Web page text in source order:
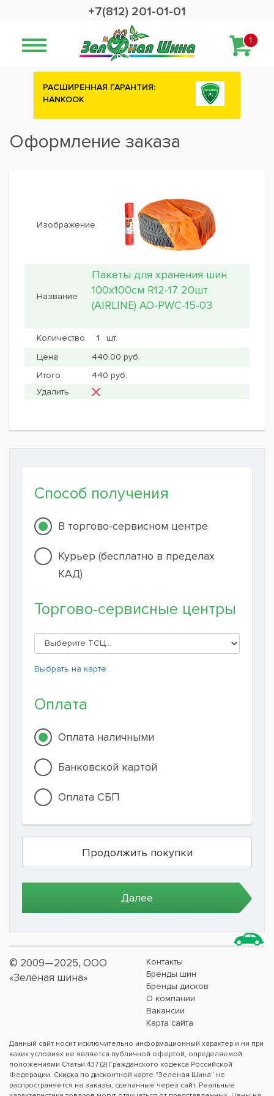
+7(812) 201-01-01
1
РАСШИРЕННАЯ ГАРАНТИЯ:
HANKOOK
Оформление заказа
Пакеты для хранения шин
100x100см R12-17 20шт
(AIRLINE) AO-PWC-15-03
шт.
440.00 руб.
440 руб.
Способ получения
В торгово-сервисном центре
Курьер (бесплатно в пределах
КАД)
Торгово-сервисные центры
Выбрать на карте
Оплата
Оплата наличными
Банковской картой
Оплата СБП
© 2009—2025, ООО
«Зелёная шина»
Контакты
Бренды шин
Бренды дисков
О компании
Вакансии
Карта сайта
Данный сайт носит исключительно информационный характер и ни при
каких условиях не является публичной офертой, определяемой
положениями Статьи 437 (2) Гражданского кодекса Российской
Федерации. Скидка по дисконтной карте "Зеленая Шина" не
распространяется на заказы, сделанные через сайт. Реальные